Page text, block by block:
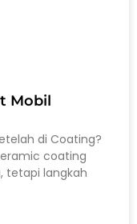
Mobil
di Coating?
coating
tetapi langkah